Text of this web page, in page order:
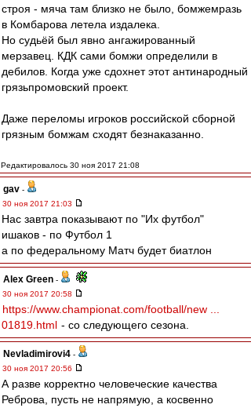
строя - мяча там близко не было, бомжемразь
в Комбарова летела издалека.
Но судьёй был явно ангажированный
мерзавец. КДК сами бомжи определили в
дебилов. Когда уже сдохнет этот антинародный
грязьпромовский проект.
Даже переломы игроков российской сборной
грязным бомжам сходят безнаказанно.
Редактировалось 30 ноя 2017 21:08
gav -
30 ноя 2017 21:03
Нас завтра показывают по "Их футбол"
ишаков - по Футбол 1
а по федеральному Матч будет биатлон
Alex Green -
30 ноя 2017 20:58
https://www.championat.com/football/new ...
01819.html - со следующего сезона.
Nevladimirovi4 -
30 ноя 2017 20:56
А разве корректно человеческие качества
Реброва, пусть не напрямую, а косвенно